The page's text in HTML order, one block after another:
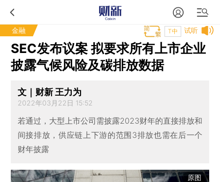
金融 试听
T中
SEC发布议案 拟要求所有上市企业
披露气候风险及碳排放数据
文｜财新 王力为
2022年03月22日 15:52
若通过，大型上市公司需披露2023财年的直接排放和
间接排放，供应链上下游的范围3排放也需在后一个
财年披露
原图